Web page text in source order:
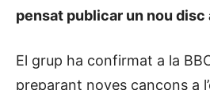
pensat publicar un nou disc
El grup ha confirmat a la
preparant noves cançons a